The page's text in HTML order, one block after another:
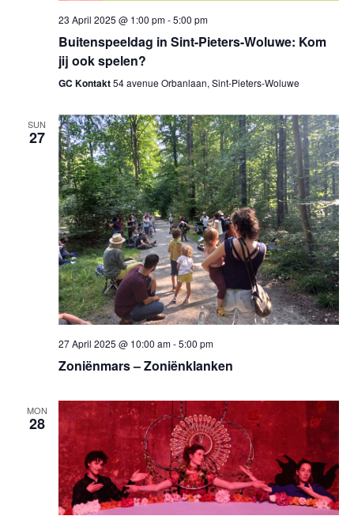
23 April 2025 @ 1:00 pm-5:00 pm
Buitenspeeldag in Sint-Pieters-Woluwe: Kom
jij ook spelen?
GC Kontakt54 avenue Orbanlaan, Sint-Pieters-Woluwe
SUN
27
27 April 2025 @ 10:00 am-5:00 pm
Zoniënmars – Zoniënklanken
MON
28